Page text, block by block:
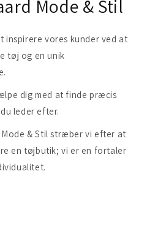
Mode & Stil
inspirere vores kunder ved at
tøj og en unik
dig med at finde præcis
leder efter.
& Stil stræber vi efter at
en tøjbutik; vi er en fortaler